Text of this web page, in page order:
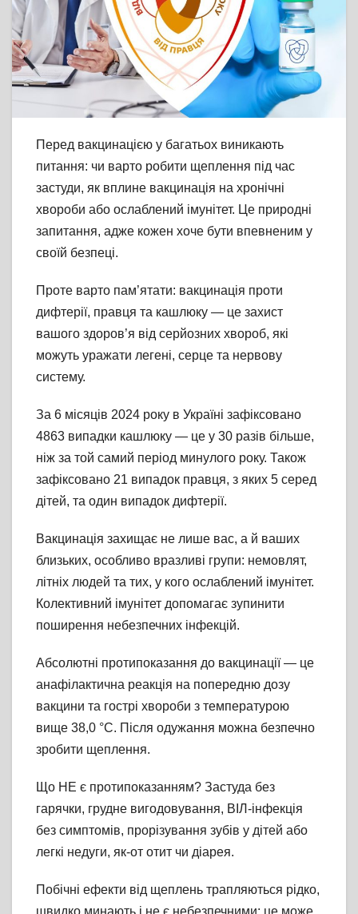
Перед вакцинацією у багатьох виникають
питання: чи варто робити щеплення під час
застуди, як вплине вакцинація на хронічні
хвороби або ослаблений імунітет. Це природні
запитання, адже кожен хоче бути впевненим у
своїй безпеці.
Проте варто пам’ятати: вакцинація проти
дифтерії, правця та кашлюку — це захист
вашого здоров’я від серйозних хвороб, які
можуть уражати легені, серце та нервову
систему.
За 6 місяців 2024 року в Україні зафіксовано
4863 випадки кашлюку — це у 30 разів більше,
ніж за той самий період минулого року. Також
зафіксовано 21 випадок правця, з яких 5 серед
дітей, та один випадок дифтерії.
Вакцинація захищає не лише вас, а й ваших
близьких, особливо вразливі групи: немовлят,
літніх людей та тих, у кого ослаблений імунітет.
Колективний імунітет допомагає зупинити
поширення небезпечних інфекцій.
Абсолютні протипоказання до вакцинації — це
анафілактична реакція на попередню дозу
вакцини та гострі хвороби з температурою
вище 38,0 °C. Після одужання можна безпечно
зробити щеплення.
Що НЕ є протипоказанням? Застуда без
гарячки, грудне вигодовування, ВІЛ-інфекція
без симптомів, прорізування зубів у дітей або
легкі недуги, як-от отит чи діарея.
Побічні ефекти від щеплень трапляються рідко,